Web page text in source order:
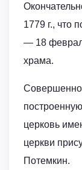
1779 г., что
— 18
храма.
Совершенно
церковь
церкви
Потемкин.